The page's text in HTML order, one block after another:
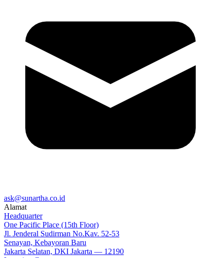
ask@sunartha.co.id
Alamat
Headquarter
One Pacific Place (15th Floor)
Jl. Jenderal Sudirman No.Kav. 52-53
Senayan, Kebayoran Baru
Jakarta Selatan, DKI Jakarta — 12190